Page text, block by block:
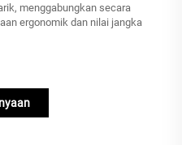
menggabungkan secara
ergonomik dan nilai jangka